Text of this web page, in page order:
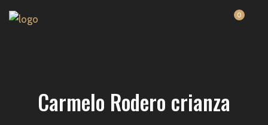
0
Carmelo Rodero crianza